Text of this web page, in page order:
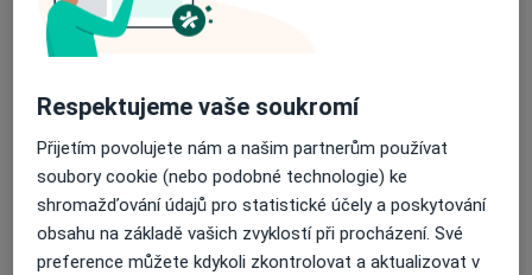
Recenze pacientů jsou pro nás důležité.
Specialisté nemají možnost zaplatit za
odstranění nebo změnu recenze pacienta.
Další informace.Další informace o názorech
Respektujeme vaše soukromí
Přijetím povolujete nám a našim partnerům používat
soubory cookie (nebo podobné technologie) ke
shromažďování údajů pro statistické účely a poskytování
obsahu na základě vašich zvyklostí při procházení. Své
preference můžete kdykoli zkontrolovat a aktualizovat v